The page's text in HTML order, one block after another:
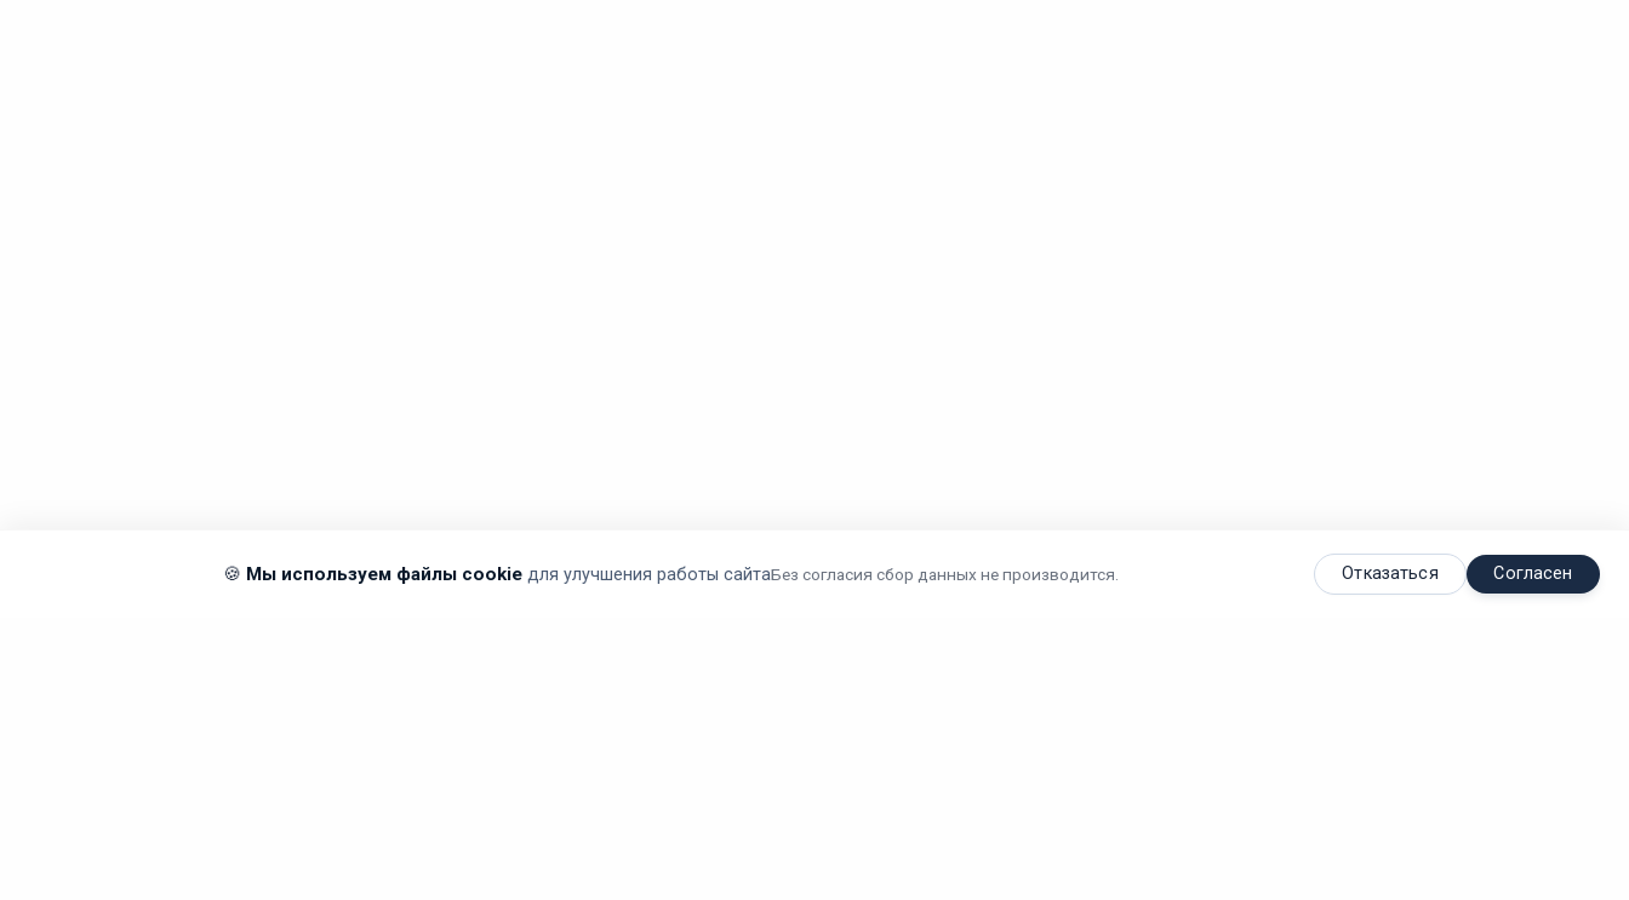
🍪 Мы используем файлы cookie для улучшения работы сайтаБез согласия сбор данных не производится. Отказаться Согласен